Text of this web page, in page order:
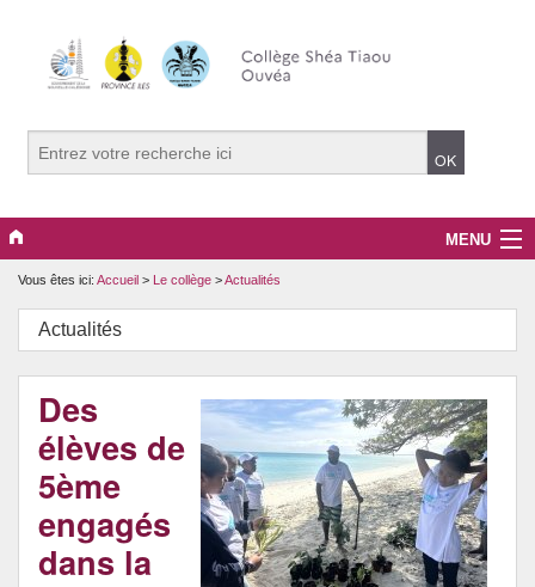
MENU
Le collège
Projets pédagogiques
Santé et prévention
Culture et citoyenneté
CDI
DNB et Orientation
Vous êtes ici: Accueil > Le collège >Actualités
Actualités
Des
élèves de
5ème
engagés
dans la